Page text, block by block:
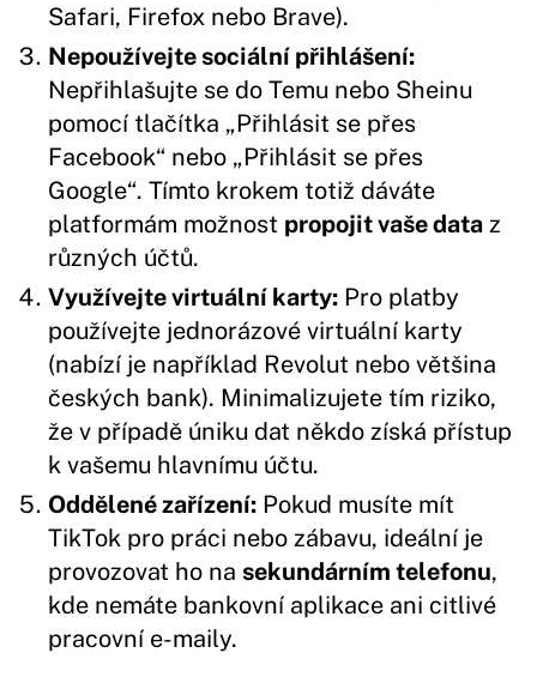
Safari, Firefox nebo Brave).
Nepoužívejte sociální přihlášení:
Nepřihlašujte se do Temu nebo Sheinu
pomocí tlačítka „Přihlásit se přes
Facebook“ nebo „Přihlásit se přes
Google“. Tímto krokem totiž dáváte
platformám možnost propojit vaše data z
různých účtů.
Využívejte virtuální karty: Pro platby
používejte jednorázové virtuální karty
(nabízí je například Revolut nebo většina
českých bank). Minimalizujete tím riziko,
že v případě úniku dat někdo získá přístup
k vašemu hlavnímu účtu.
Oddělené zařízení: Pokud musíte mít
TikTok pro práci nebo zábavu, ideální je
provozovat ho nasekundárním telefonu,
kde nemáte bankovní aplikace ani citlivé
pracovní e-maily.